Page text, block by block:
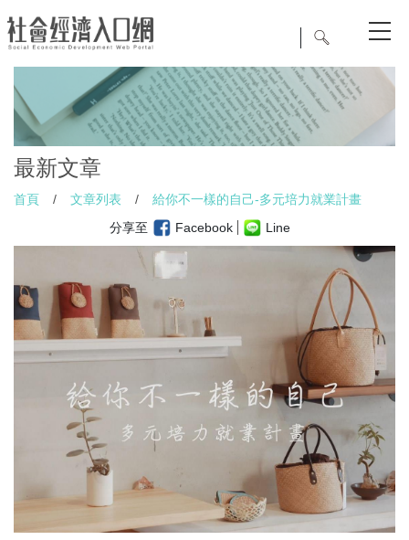
最新文章
首頁 / 文章列表 /
給你不一樣的自己-多元培力就業計畫
分享至
Facebook Line